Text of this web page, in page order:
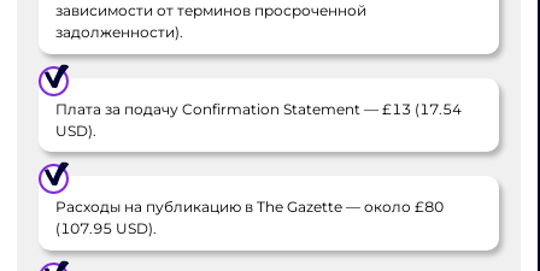
зависимости от терминов просроченной
задолженности).
Плата за подачу Confirmation Statement — £13 (17.54
USD).
Расходы на публикацию в The Gazette — около £80
(107.95 USD).